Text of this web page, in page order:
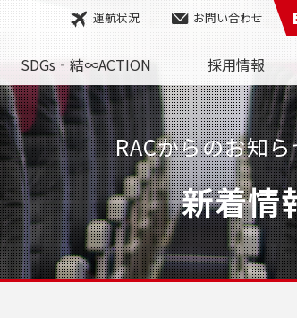
運航状況 お問い合わせ
SDGs‐結∞ACTION 採用情報
RACからのお知ら
新着情